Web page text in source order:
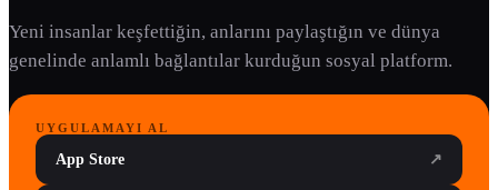
Yeni insanlar keşfettiğin, anlarını paylaştığın ve dünya
genelinde anlamlı bağlantılar kurduğun sosyal platform.
UYGULAMAYI AL
App Store ↗